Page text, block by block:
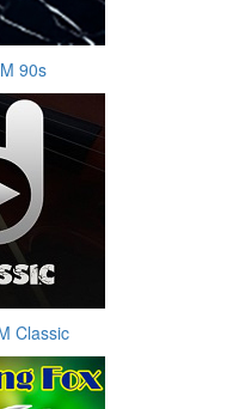
90s
Classic